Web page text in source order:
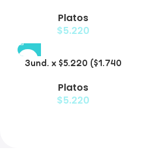
Decorativo
Platos
$5.220
3und. x $5.220 ($1.740
Lenta
Platos
$5.220